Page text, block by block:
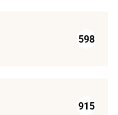
598
915